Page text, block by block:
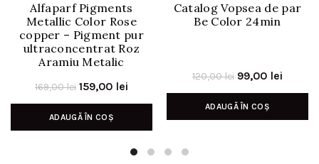
Alfaparf Pigments
Metallic Color Rose
copper – Pigment pur
ultraconcentrat Roz
Aramiu Metalic
169,00lei Prețul
inițial
a
169,00 lei.
159,00 lei
curent
ADAUGĂ ÎN COȘ
Catalog Vopsea de par
Be Color 24min
120,00lei Prețul
inițial
a
99,00 lei
curent
ADAUGĂ ÎN COȘ